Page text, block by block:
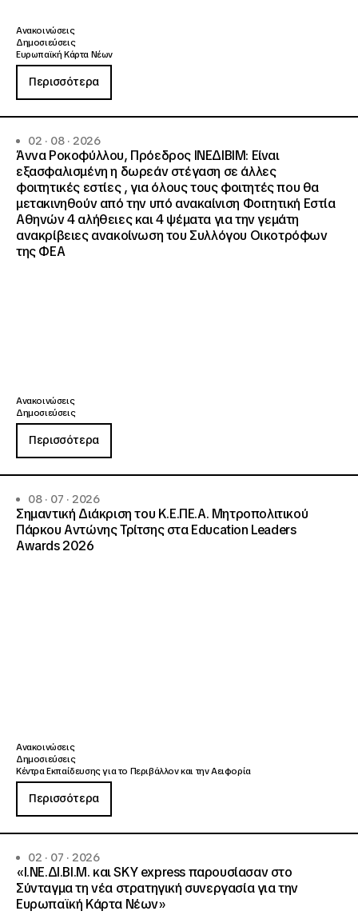
Ανακοινώσεις
Δημοσιεύσεις
Ευρωπαϊκή Κάρτα Νέων
Περισσότερα
02 · 08 · 2026
Άννα Ροκοφύλλου, Πρόεδρος ΙΝΕΔΙΒΙΜ: Είναι
εξασφαλισμένη η δωρεάν στέγαση σε άλλες
φοιτητικές εστίες , για όλους τους φοιτητές που θα
μετακινηθούν από την υπό ανακαίνιση Φοιτητική Εστία
Αθηνών 4 αλήθειες και 4 ψέματα για την γεμάτη
ανακρίβειες ανακοίνωση του Συλλόγου Οικοτρόφων
της ΦΕΑ
Ανακοινώσεις
Δημοσιεύσεις
Περισσότερα
08 · 07 · 2026
Σημαντική Διάκριση του Κ.Ε.ΠΕ.Α. Μητροπολιτικού
Πάρκου Αντώνης Τρίτσης στα Education Leaders
Awards 2026
Ανακοινώσεις
Δημοσιεύσεις
Κέντρα Εκπαίδευσης για το Περιβάλλον και την Αειφορία
Περισσότερα
02 · 07 · 2026
«Ι.ΝΕ.ΔΙ.ΒΙ.Μ. και SKY express παρουσίασαν στο
Σύνταγμα τη νέα στρατηγική συνεργασία για την
Ευρωπαϊκή Κάρτα Νέων»